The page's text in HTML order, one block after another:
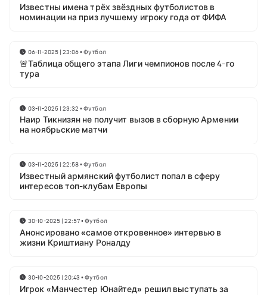
Известны имена трёх звёздных футболистов в
номинации на приз лучшему игроку года от ФИФА
06-11-2025 | 23:06•Футбол
🚨Таблица общего этапа Лиги чемпионов после 4-го
тура
03-11-2025 | 23:32 •Футбол
Наир Тикнизян не получит вызов в сборную Армении
на ноябрьские матчи
03-11-2025 | 22:58•Футбол
Известный армянский футболист попал в сферу
интересов топ-клубам Европы
30-10-2025 | 22:57•Футбол
Анонсировано «самое откровенное» интервью в
жизни Криштиану Роналду
30-10-2025 | 20:43 •Футбол
Игрок «Манчестер Юнайтед» решил выступать за